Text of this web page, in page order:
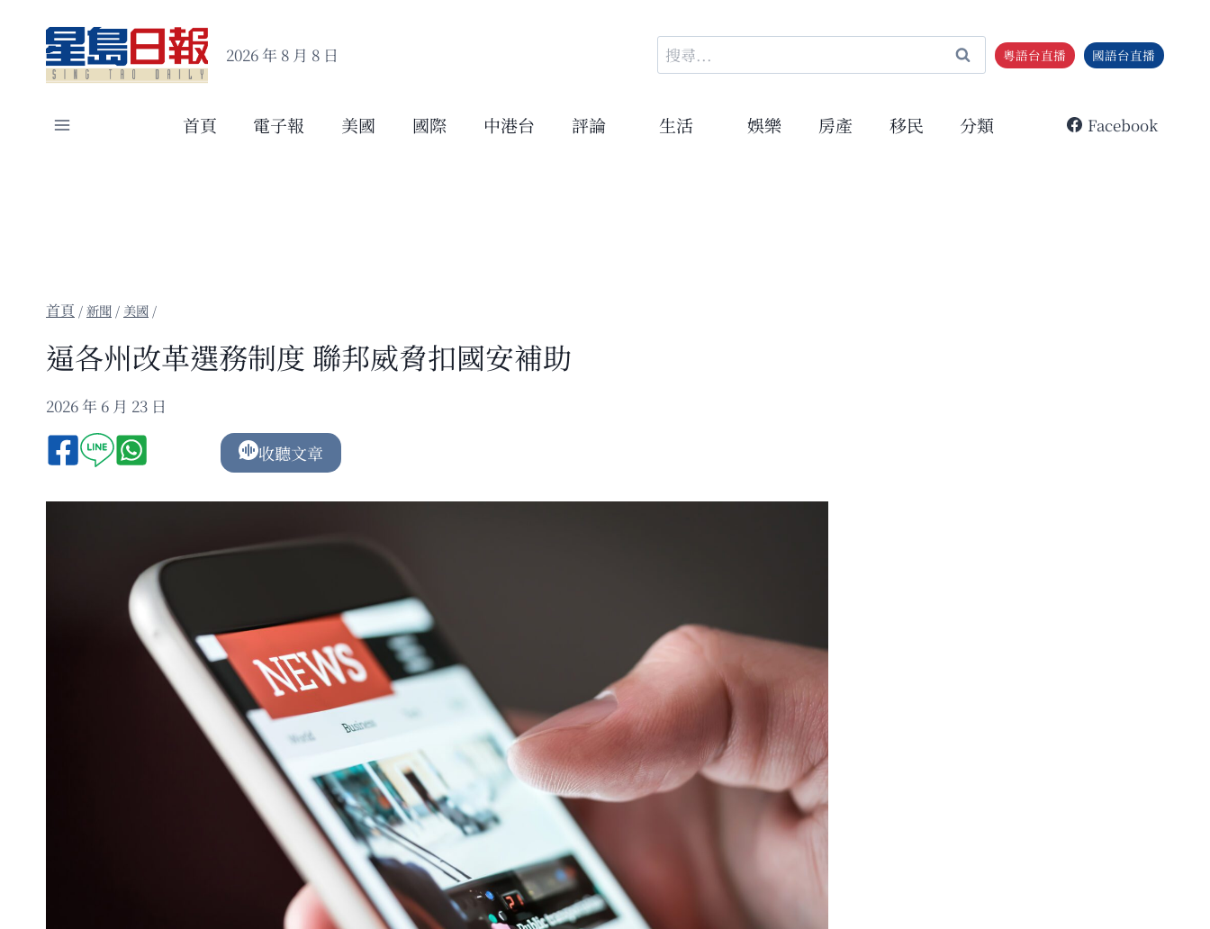
content
2026 年 8 月 8 日
搜
尋
鍵
粵語台直播 國語台直播
首頁 電子報 美國 國際 中港台 評論 生活 娛樂 房產 移民 分類 Facebook
/新聞 / 美國 /
逼各州改革選務制度 聯邦威脅扣國安補助
2026 年 6 月 23 日
收聽文章